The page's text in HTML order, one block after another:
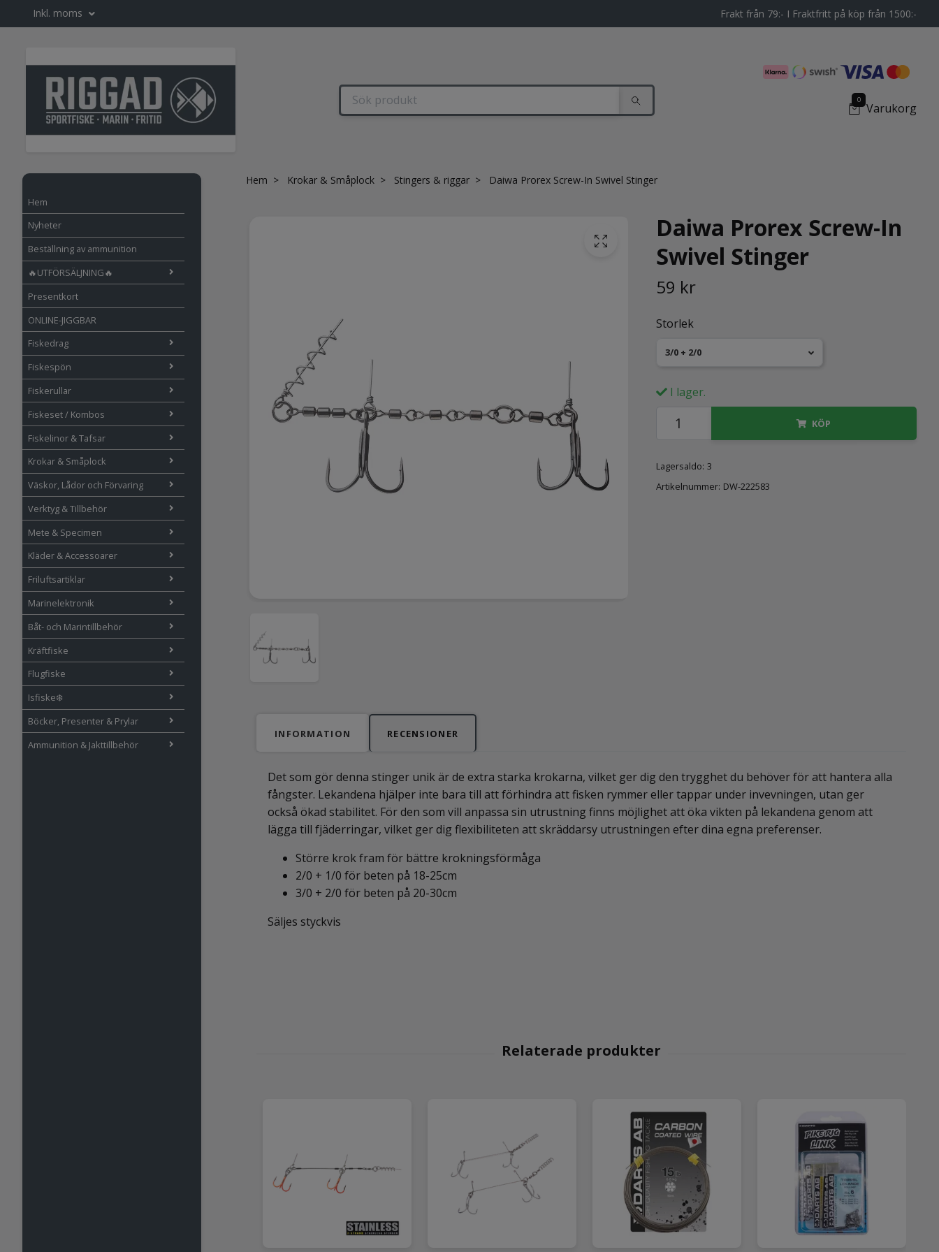
Inkl. moms Frakt från 79:- I Fraktfritt på köp från 1500:-
0
Varukorg
Hem
Nyheter
Beställning av ammunition
🔥UTFÖRSÄLJNING🔥
Presentkort
ONLINE-JIGGBAR
Fiskedrag
Fiskespön
Fiskerullar
Fiskeset / Kombos
Fiskelinor & Tafsar
Krokar & Småplock
Väskor, Lådor och Förvaring
Verktyg & Tillbehör
Mete & Specimen
Kläder & Accessoarer
Friluftsartiklar
Marinelektronik
Båt- och Marintillbehör
Kräftfiske
Flugfiske
Isfiske❄️
Böcker, Presenter & Prylar
Ammunition & Jakttillbehör
Hem Krokar & Småplock Stingers & riggar Daiwa Prorex Screw-In Swivel Stinger
Daiwa Prorex Screw-In
Swivel Stinger
59 kr
Storlek
3/0 + 2/0
I lager.
KÖP
Lagersaldo: 3
Artikelnummer: DW-222583
INFORMATION RECENSIONER
Det som gör denna stinger unik är de extra starka krokarna, vilket ger dig den trygghet du behöver för att hantera alla
fångster. Lekandena hjälper inte bara till att förhindra att fisken rymmer eller tappar under invevningen, utan ger
också ökad stabilitet. För den som vill anpassa sin utrustning finns möjlighet att öka vikten på lekandena genom att
lägga till fjäderringar, vilket ger dig flexibiliteten att skräddarsy utrustningen efter dina egna preferenser.
Större krok fram för bättre krokningsförmåga
2/0 + 1/0 för beten på 18-25cm
3/0 + 2/0 för beten på 20-30cm
Säljes styckvis